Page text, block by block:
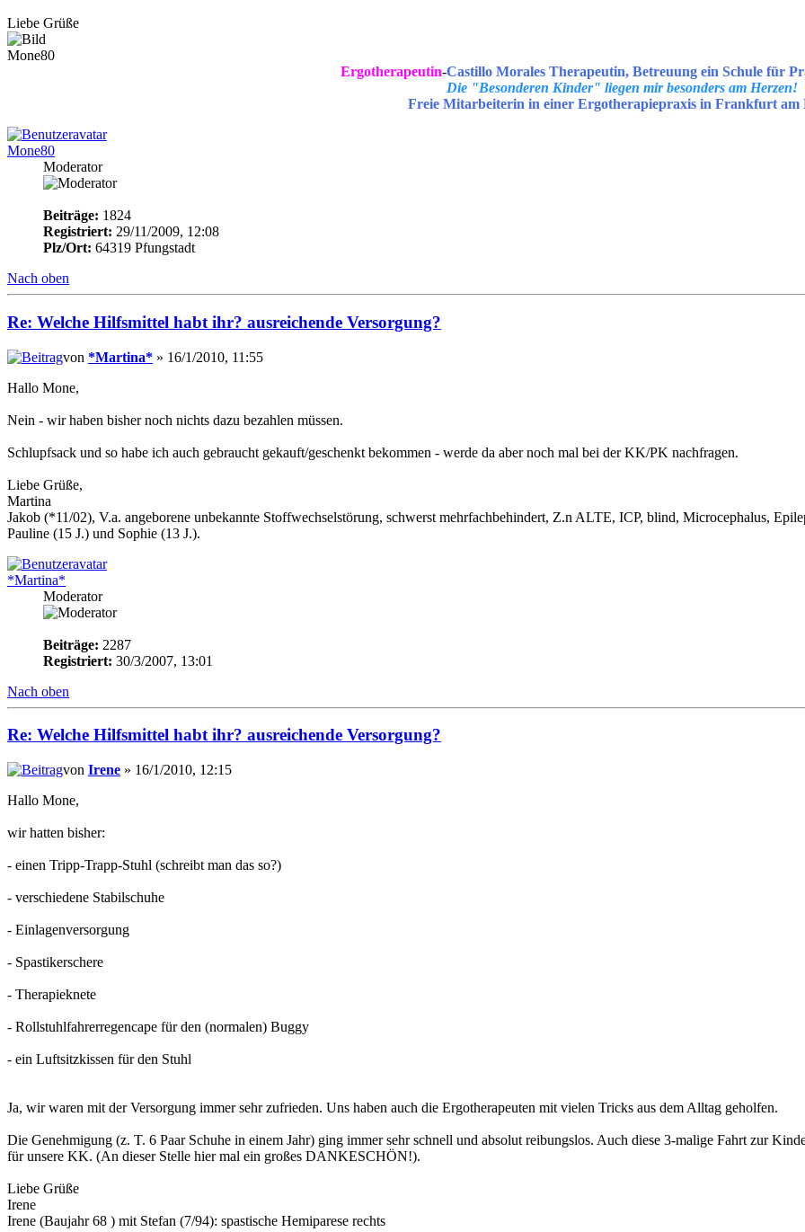
Liebe Grüße
Mone80
Ergotherapeutin-Castillo Morales Therapeutin, Betreuung ein Schule für
Die "Besonderen Kinder" liegen mir besonders am Herzen!
Freie Mitarbeiterin in einer Ergotherapiepraxis in Frankfurt am
Mone80
Moderator
Beiträge: 1824
Registriert: 29/11/2009, 12:08
Plz/Ort: 64319 Pfungstadt
Nach oben
Re: Welche Hilfsmittel habt ihr? ausreichende Versorgung?
von *Martina* » 16/1/2010, 11:55
Hallo Mone,
Nein - wir haben bisher noch nichts dazu bezahlen müssen.
Schlupfsack und so habe ich auch gebraucht gekauft/geschenkt bekommen - werde da aber noch mal bei der KK/PK nachfragen.
Liebe Grüße,
Martina
Jakob (*11/02), V.a. angeborene unbekannte Stoffwechselstörung, schwerst mehrfachbehindert, Z.n ALTE, ICP, blind, Microcephalus,
Pauline (15 J.) und Sophie (13 J.).
*Martina*
Moderator
Beiträge: 2287
Registriert: 30/3/2007, 13:01
Nach oben
Re: Welche Hilfsmittel habt ihr? ausreichende Versorgung?
von Irene » 16/1/2010, 12:15
Hallo Mone,
wir hatten bisher:
- einen Tripp-Trapp-Stuhl (schreibt man das so?)
- verschiedene Stabilschuhe
- Einlagenversorgung
- Spastikerschere
- Therapieknete
- Rollstuhlfahrerregencape für den (normalen) Buggy
- ein Luftsitzkissen für den Stuhl
Ja, wir waren mit der Versorgung immer sehr zufrieden. Uns haben auch die Ergotherapeuten mit vielen Tricks aus dem Alltag geholfen.
Die Genehmigung (z. T. 6 Paar Schuhe in einem Jahr) ging immer sehr schnell und absolut reibungslos. Auch diese 3-malige Fahrt zur
für unsere KK. (An dieser Stelle hier mal ein großes DANKESCHÖN!).
Liebe Grüße
Irene
Irene (Baujahr 68 ) mit Stefan (7/94): spastische Hemiparese rechts